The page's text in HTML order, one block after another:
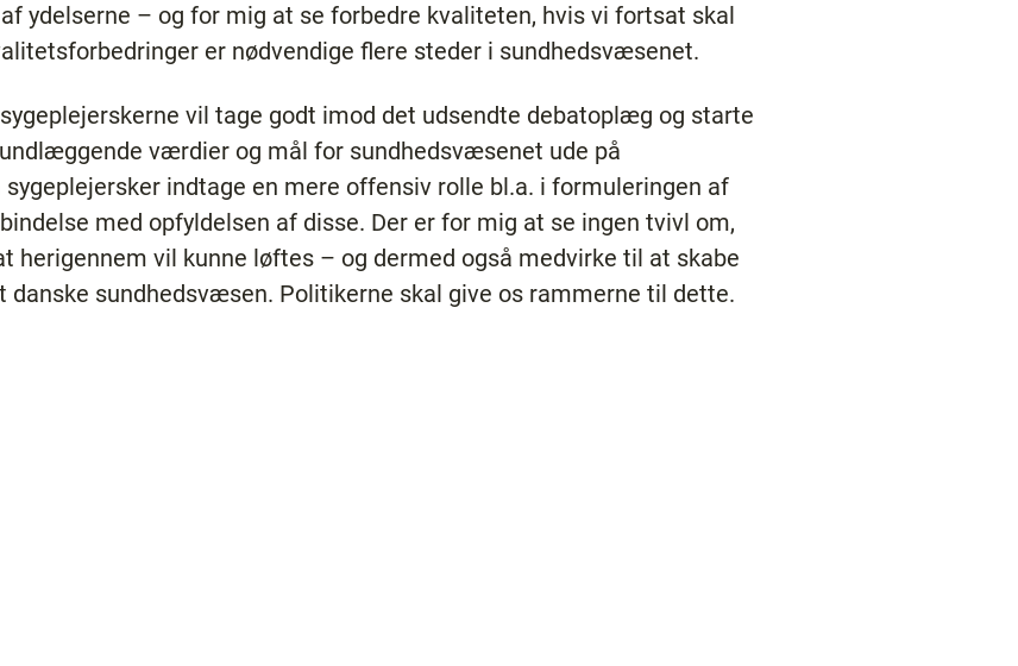
ydelserne – og for mig at se forbedre kvaliteten, hvis vi fortsat skal
er nødvendige flere steder i sundhedsvæsenet.
vil tage godt imod det udsendte debatoplæg og starte
værdier og mål for sundhedsvæsenet ude på
indtage en mere offensiv rolle bl.a. i formuleringen af
med opfyldelsen af disse. Der er for mig at se ingen tvivl om,
herigennem vil kunne løftes – og dermed også medvirke til at skabe
danske sundhedsvæsen. Politikerne skal give os rammerne til dette.